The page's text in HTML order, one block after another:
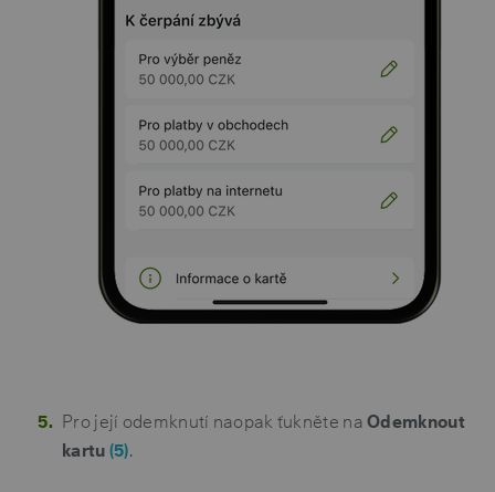
Pro její odemknutí naopak ťukněte naOdemknout
kartu (5).